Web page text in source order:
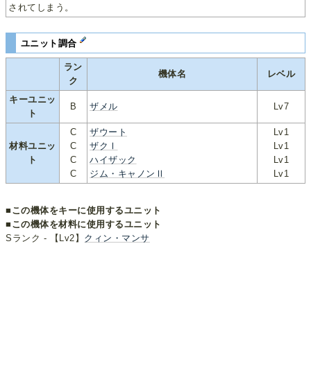
されてしまう。
ユニット調合
ラン
ク
機体名 レベル
キーユニッ
ト
B ザメル Lv7
材料ユニッ
ト
C
C
C
C
ザウート
ザクⅠ
ハイザック
ジム・キャノンⅡ
Lv1
Lv1
Lv1
Lv1
■この機体をキーに使用するユニット
■この機体を材料に使用するユニット
Sランク - 【Lv2】 クィン・マンサ